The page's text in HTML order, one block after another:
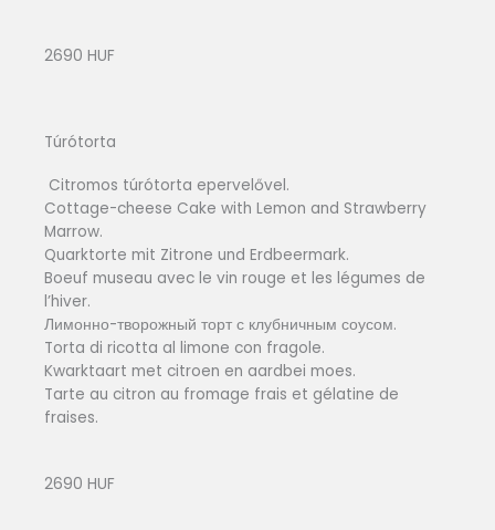
2690 HUF
Túrótorta
Citromos túrótorta epervelővel.
Cottage-cheese Cake with Lemon and Strawberry
Marrow.
Quarktorte mit Zitrone und Erdbeermark.
Boeuf museau avec le vin rouge et les légumes de
l’hiver.
Лимонно-творожный торт с клубничным соусом.
Torta di ricotta al limone con fragole.
Kwarktaart met citroen en aardbei moes.
Tarte au citron au fromage frais et gélatine de
fraises.
2690 HUF